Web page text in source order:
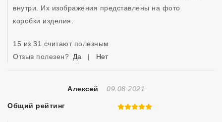
внутри. Их изображения представлены на фото
коробки изделия.
15 из 31 считают полезным
Отзыв полезен? Да | Нет
Алексей Отзыв Создан
09.08.2021
Общий рейтинг 5 из 5